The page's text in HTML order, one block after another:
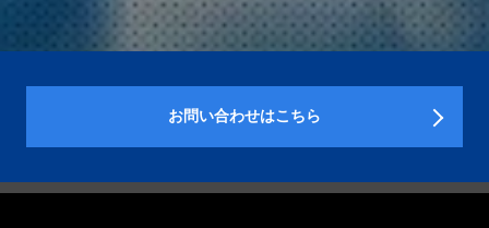
お問い合わせはこちら